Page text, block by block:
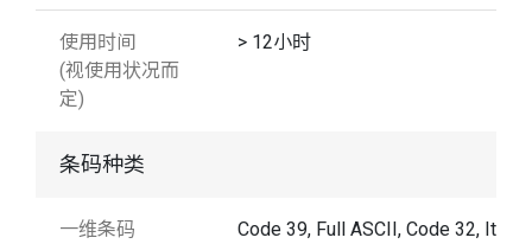
使用时间
(视使用状况而
定)
> 12小时
条码种类
一维条码
Code 39, Full ASCII, Code 32,